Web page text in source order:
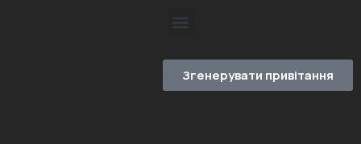
Згенерувати привітання